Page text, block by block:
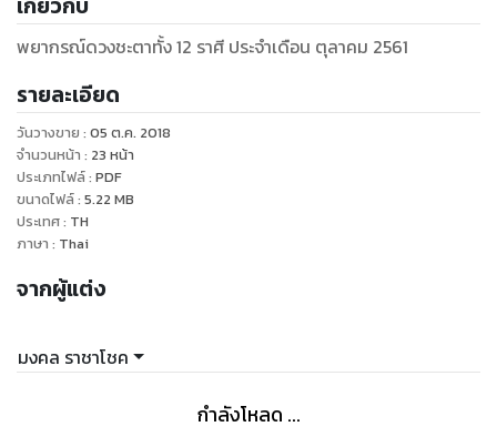
พยากรณ์ดวงชะตาทั้ง 12 ราศี ประจำเดือน ตุลาคม 2561
รายละเอียด
วันวางขาย : 05 ต.ค. 2018
จำนวนหน้า : 23 หน้า
ประเภทไฟล์: PDF
ขนาดไฟล์: 5.22 MB
ประเทศ: TH
ภาษา : Thai
จากผู้แต่ง
มงคล ราชาโชค
กำลังโหลด ...